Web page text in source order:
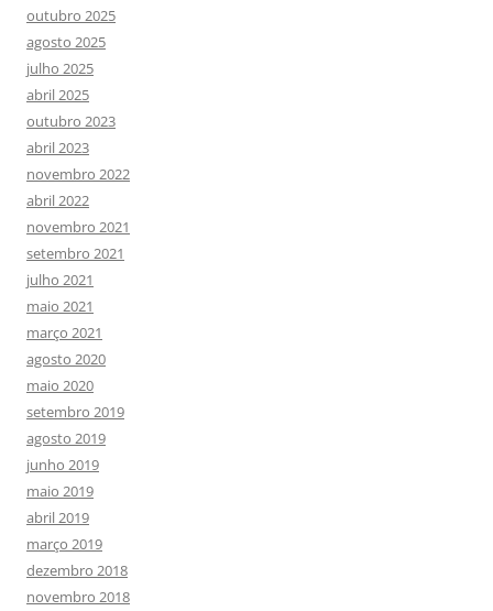
outubro 2025
agosto 2025
julho 2025
abril 2025
outubro 2023
abril 2023
novembro 2022
abril 2022
novembro 2021
setembro 2021
julho 2021
maio 2021
março 2021
agosto 2020
maio 2020
setembro 2019
agosto 2019
junho 2019
maio 2019
abril 2019
março 2019
dezembro 2018
novembro 2018